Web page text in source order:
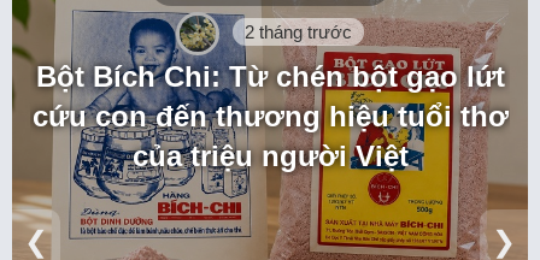
2 tháng trước
Bột Bích Chi: Từ chén bột gạo lứt
cứu con đến thương hiệu tuổi thơ
của triệu người Việt
❮ ❯